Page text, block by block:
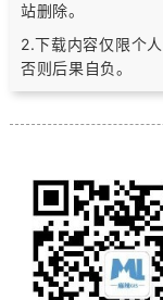
站删除。
2.下载内容仅限个
否则后果自负。